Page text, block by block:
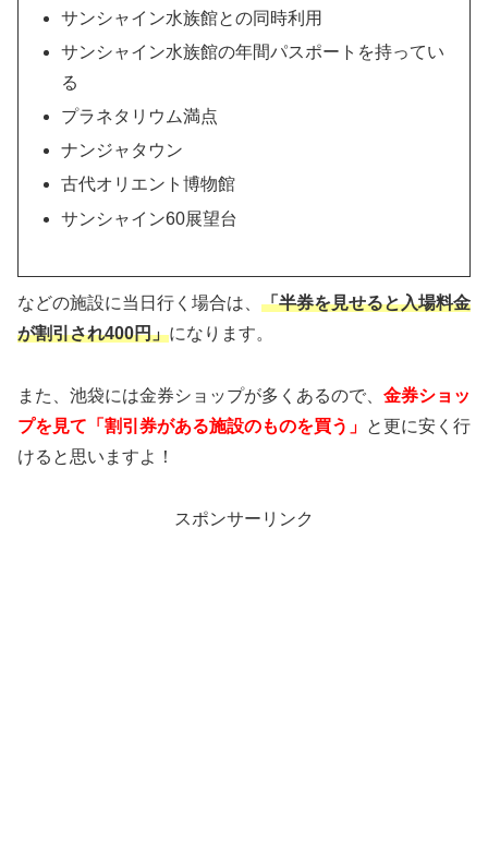
サンシャイン水族館との同時利用
サンシャイン水族館の年間パスポートを持ってい
る
プラネタリウム満点
ナンジャタウン
古代オリエント博物館
サンシャイン60展望台
などの施設に当日行く場合は、 「半券を見せると入場料金
が割引され400円」になります。
また、池袋には金券ショップが多くあるので、 金券ショッ
プを見て「割引券がある施設のものを買う」 と更に安く行
けると思いますよ！
スポンサーリンク